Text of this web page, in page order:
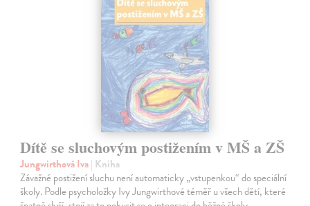
Dítě se sluchovým postižením v MŠ a ZŠ
Jungwirthová Iva| Kniha
Závažné postižení sluchu není automaticky „vstupenkou“ do speciální
školy. Podle psycholožky Ivy Jungwirthové téměř u všech dětí, které